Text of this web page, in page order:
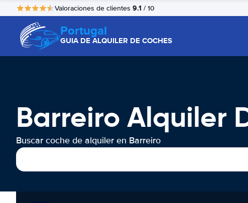
Valoraciones de clientes 9.1 / 10
Portugal
GUIA DE ALQUILER DE COCHES
Barreiro Alquiler
Buscar coche de alquiler en Barreiro